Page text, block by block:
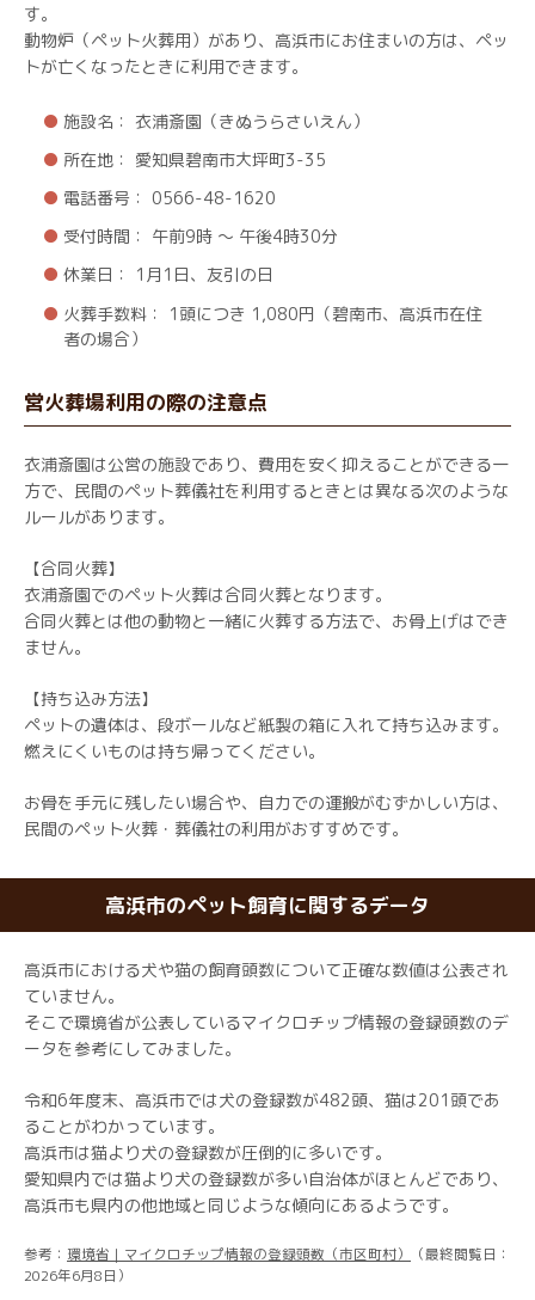
す。
動物炉（ペット火葬用）があり、高浜市にお住まいの方は、ペッ
トが亡くなったときに利用できます。
施設名： 衣浦斎園（きぬうらさいえん）
所在地： 愛知県碧南市大坪町3-35
電話番号： 0566-48-1620
受付時間： 午前9時 ～ 午後4時30分
休業日： 1月1日、友引の日
火葬手数料： 1頭につき 1,080円（碧南市、高浜市在住
者の場合）
営火葬場利用の際の注意点
衣浦斎園は公営の施設であり、費用を安く抑えることができる一
方で、民間のペット葬儀社を利用するときとは異なる次のような
ルールがあります。
【合同火葬】
衣浦斎園でのペット火葬は合同火葬となります。
合同火葬とは他の動物と一緒に火葬する方法で、お骨上げはでき
ません。
【持ち込み方法】
ペットの遺体は、段ボールなど紙製の箱に入れて持ち込みます。
燃えにくいものは持ち帰ってください。
お骨を手元に残したい場合や、自力での運搬がむずかしい方は、
民間のペット火葬・葬儀社の利用がおすすめです。
高浜市のペット飼育に関するデータ
高浜市における犬や猫の飼育頭数について正確な数値は公表され
ていません。
そこで環境省が公表しているマイクロチップ情報の登録頭数のデ
ータを参考にしてみました。
令和6年度末、高浜市では犬の登録数が482頭、猫は201頭であ
ることがわかっています。
高浜市は猫より犬の登録数が圧倒的に多いです。
愛知県内では猫より犬の登録数が多い自治体がほとんどであり、
高浜市も県内の他地域と同じような傾向にあるようです。
参考： 環境省｜マイクロチップ情報の登録頭数（市区町村）
（最終閲覧日：
2026年6月8日）